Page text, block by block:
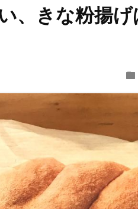
、きな粉揚
folder